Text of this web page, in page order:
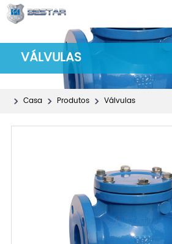
VÁLVULAS
Casa Produtos Válvulas